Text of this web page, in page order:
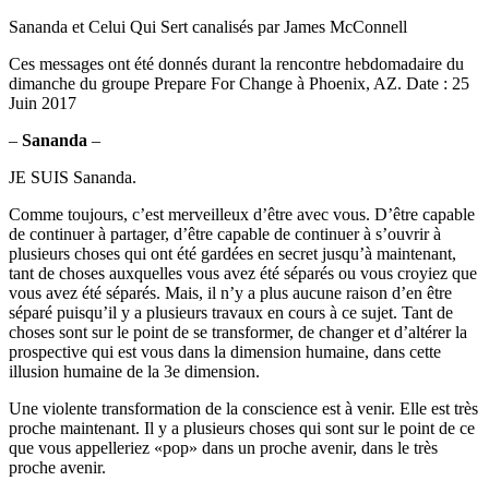
Sananda et Celui Qui Sert canalisés par James McConnell
Ces messages ont été donnés durant la rencontre hebdomadaire du
dimanche du groupe Prepare For Change à Phoenix, AZ. Date : 25
Juin 2017
– Sananda –
JE SUIS Sananda.
Comme toujours, c’est merveilleux d’être avec vous. D’être capable
de continuer à partager, d’être capable de continuer à s’ouvrir à
plusieurs choses qui ont été gardées en secret jusqu’à maintenant,
tant de choses auxquelles vous avez été séparés ou vous croyiez que
vous avez été séparés. Mais, il n’y a plus aucune raison d’en être
séparé puisqu’il y a plusieurs travaux en cours à ce sujet. Tant de
choses sont sur le point de se transformer, de changer et d’altérer la
prospective qui est vous dans la dimension humaine, dans cette
illusion humaine de la 3e dimension.
Une violente transformation de la conscience est à venir. Elle est très
proche maintenant. Il y a plusieurs choses qui sont sur le point de ce
que vous appelleriez «pop» dans un proche avenir, dans le très
proche avenir.